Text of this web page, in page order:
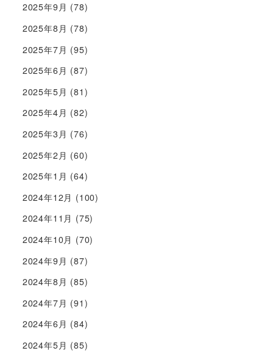
2025年9月 (78)
2025年8月 (78)
2025年7月 (95)
2025年6月 (87)
2025年5月 (81)
2025年4月 (82)
2025年3月 (76)
2025年2月 (60)
2025年1月 (64)
2024年12月 (100)
2024年11月 (75)
2024年10月 (70)
2024年9月 (87)
2024年8月 (85)
2024年7月 (91)
2024年6月 (84)
2024年5月 (85)